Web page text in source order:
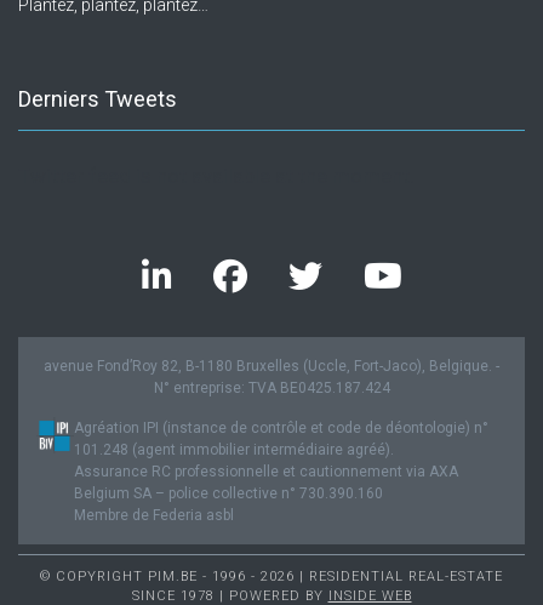
Plantez, plantez, plantez…
Derniers Tweets
avenue Fond’Roy 82, B-1180 Bruxelles (Uccle, Fort-Jaco), Belgique. -
N° entreprise: TVA BE0425.187.424
Agréation IPI (instance de contrôle et code de déontologie) n°
101.248 (agent immobilier intermédiaire agréé).
Assurance RC professionnelle et cautionnement via AXA
Belgium SA – police collective n° 730.390.160
Membre de Federia asbl
© COPYRIGHT PIM.BE - 1996 - 2026 | RESIDENTIAL REAL-ESTATE
SINCE 1978 | POWERED BY INSIDE WEB